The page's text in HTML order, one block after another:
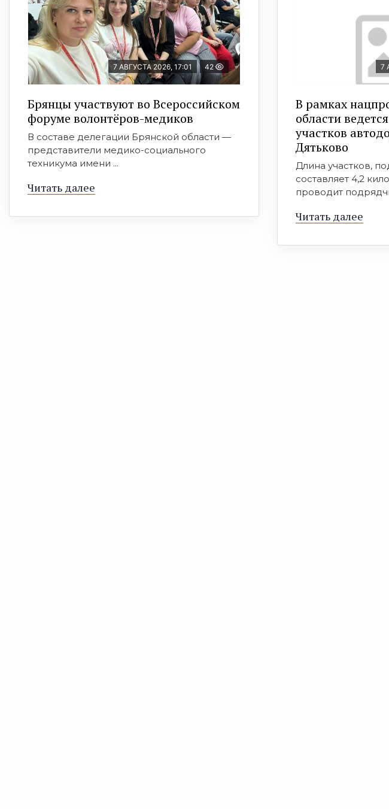
7 АВГУСТА 2026, 17:01 42
Брянцы участвуют во Всероссийском
форуме волонтёров-медиков
В составе делегации Брянской области —
представители медико-социального
техникума имени ...
Читать далее
7
В рамках
области
участков
Дятьково
Длина участков,
составляет 4,2
проводит
Читать далее